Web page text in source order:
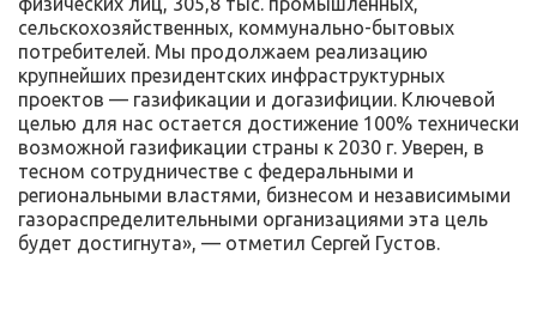
сельскохозяйственных, коммунально-бытовых
потребителей. Мы продолжаем реализацию
крупнейших президентских инфраструктурных
проектов — газификации и догазифиции. Ключевой
целью для нас остается достижение 100% технически
возможной газификации страны к 2030 г. Уверен, в
тесном сотрудничестве с федеральными и
региональными властями, бизнесом и независимыми
газораспределительными организациями эта цель
будет достигнута», — отметил Сергей Густов.